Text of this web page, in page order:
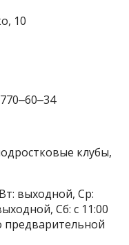
10
клубы,
выходной, Ср:
Сб: с 11:00
предварительной